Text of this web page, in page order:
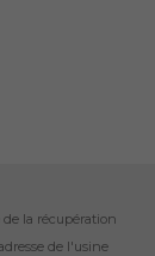
la récupération
de l'usine